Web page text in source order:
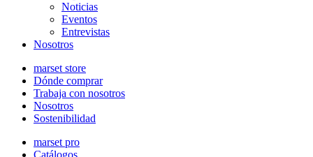
Noticias
Eventos
Entrevistas
Nosotros
marset store
Dónde comprar
Trabaja con nosotros
Nosotros
Sostenibilidad
marset pro